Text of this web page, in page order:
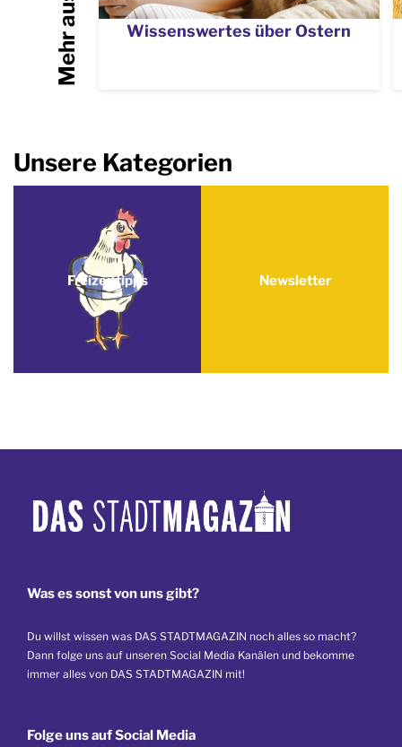
Wissenswertes über Ostern
Unsere Kategorien
Freizeittipps Newsletter
Was es sonst von uns gibt?
Du willst wissen was DAS STADTMAGAZIN noch alles so macht?
Dann folge uns auf unseren Social Media Kanälen und bekomme
immer alles von DAS STADTMAGAZIN mit!
Folge uns auf Social Media